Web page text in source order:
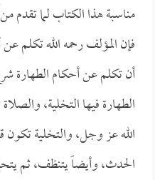
مناسبة هذا الكتاب لما تقدم
فإن المؤلف رحمه الله تكلم
أن تكلم عن أحكام الطهارة
الطهارة فيها التخلية،
الله عز وجل، والتخلية تكون
الحدث، وأيضاً يتنظف، ثم